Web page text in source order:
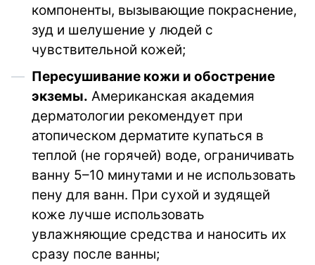
компоненты, вызывающие покраснение,
зуд и шелушение у людей с
чувствительной кожей;
Пересушивание кожи и обострение
экземы. Американская академия
дерматологии рекомендует при
атопическом дерматите купаться в
теплой (не горячей) воде, ограничивать
ванну 5–10 минутами и не использовать
пену для ванн. При сухой и зудящей
коже лучше использовать
увлажняющие средства и наносить их
сразу после ванны;